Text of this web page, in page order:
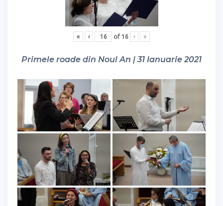
« ‹ of 16 › »
Primele roade din Noul An | 31 Ianuarie 2021